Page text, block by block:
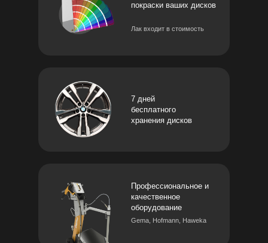
покраски ваших дисков
7 дней
бесплатного
хранения дисков
Профессиональное и
качественное
оборудование
Лак входит в стоимость
Gema, Hofmann, Haweka